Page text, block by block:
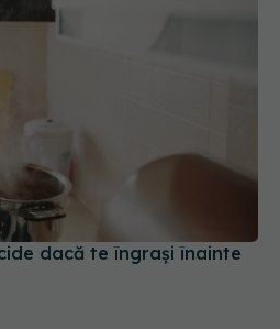
dacă te îngrași înainte